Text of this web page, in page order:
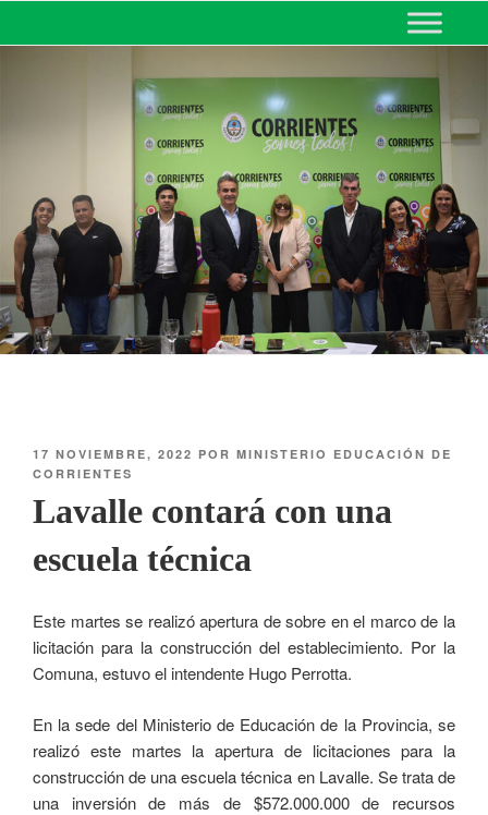
MINISTERIO DE EDUCACIÓN
DE CORRIENTES
17 NOVIEMBRE, 2022 POR MINISTERIO EDUCACIÓN DE
CORRIENTES
Lavalle contará con una
escuela técnica
Este martes se realizó apertura de sobre en el marco de la
licitación para la construcción del establecimiento. Por la
Comuna, estuvo el intendente Hugo Perrotta.
En la sede del Ministerio de Educación de la Provincia, se
realizó este martes la apertura de licitaciones para la
construcción de una escuela técnica en Lavalle. Se trata de
una inversión de más de $572.000.000 de recursos